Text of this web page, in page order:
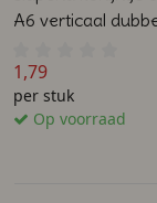
A6 verticaal
1,79
per stuk
Op voorraad